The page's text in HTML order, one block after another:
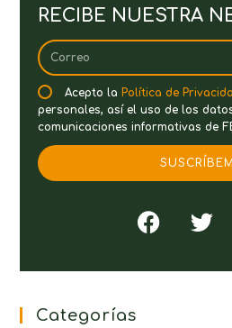
RECIBE NUESTRA
Acepto la Política de
personales, así el uso de los
comunicaciones informativas de
Categorías